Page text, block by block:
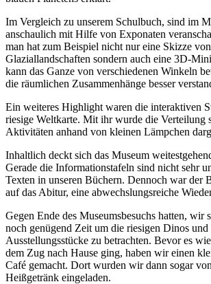
Im Vergleich zu unserem Schulbuch, sind im
anschaulich mit Hilfe von Exponaten
man hat zum Beispiel nicht nur eine Skizze
Glaziallandschaften sondern auch eine 3D-
kann das Ganze von verschiedenen Winkeln
die räumlichen Zusammenhänge besser
Ein weiteres Highlight waren die interaktiven
riesige Weltkarte. Mit ihr wurde die Verteilung
Aktivitäten anhand von kleinen Lämpchen
Inhaltlich deckt sich das Museum
Gerade die Informationstafeln sind nicht sehr
Texten in unseren Büchern. Dennoch war der
auf das Abitur, eine abwechslungsreiche
Gegen Ende des Museumsbesuchs hatten, wir
noch genügend Zeit um die riesigen Dinos und
Ausstellungsstücke zu betrachten. Bevor es
dem Zug nach Hause ging, haben wir einen
Café gemacht. Dort wurden wir dann sogar
Heißgetränk eingeladen.